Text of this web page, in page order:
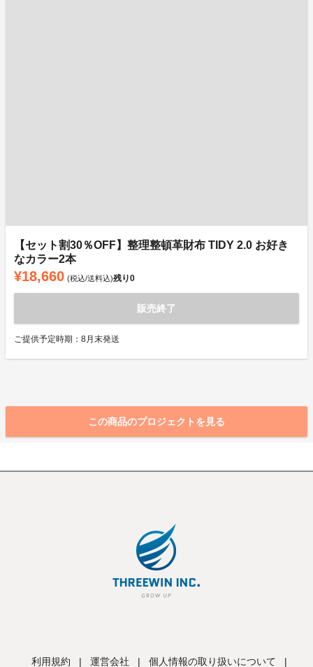
【セット割30％OFF】整理整頓革財布 TIDY 2.0 お好き
なカラー2本
¥18,660 (税込/送料込)残り0
販売終了
ご提供予定時期：8月末発送
この商品のプロジェクトを見る
利用規約 | 運営会社 | 個人情報の取り扱いについて |